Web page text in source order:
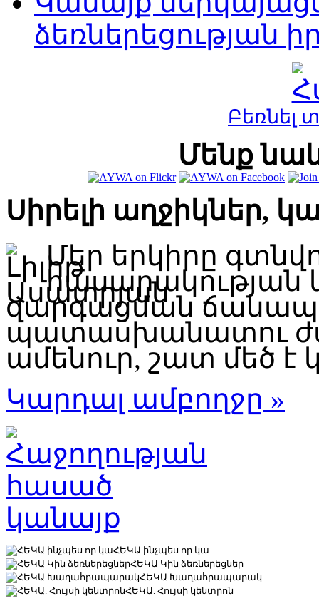
ձեռներեցության
Բեռնել
Մենք
Սիրելի աղջիկներ,
Մեր երկիրը
հասարակության
զարգացման
պատասխանատու
ամենուր, շատ մեծ է
Կարդալ ամբողջը »
ՀԵԿԱ ինչպես որ կա
ՀԵԿԱ Կին ձեռներեցներ
ՀԵԿԱ Խաղահրապարակ
ՀԵԿԱ. Հույսի կենտրոն